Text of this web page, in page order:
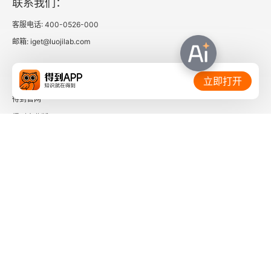
向秀
潘岳
秋兴赋并序
联系我们：
客服电话: 400-0526-000
邮箱: iget@luojilab.com
相关链接：
得到官网
立即打开